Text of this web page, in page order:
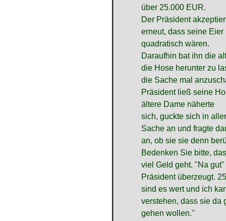
über 25.000 EUR.
Der Präsident
erneut, dass seine Eier
quadratisch wären.
Daraufhin bat ihn die
die Hose herunter zu
die Sache mal
Präsident ließ seine
ältere Dame näherte
sich, guckte sich in
Sache an und fragte
an, ob sie sie denn
Bedenken Sie bitte,
viel Geld geht. "Na
Präsident überzeugt.
sind es wert und ich
verstehen, dass sie da
gehen wollen."